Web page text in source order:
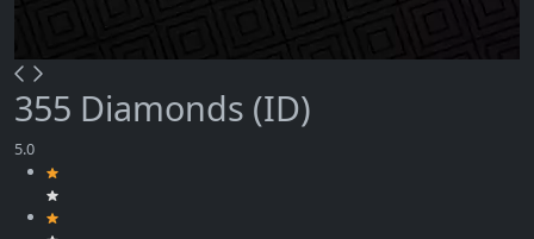
355 Diamonds (ID)